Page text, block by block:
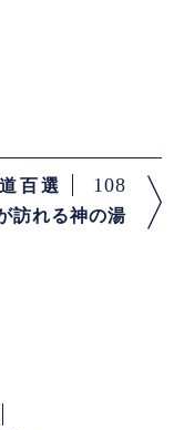
百選 108
訪れる神の湯